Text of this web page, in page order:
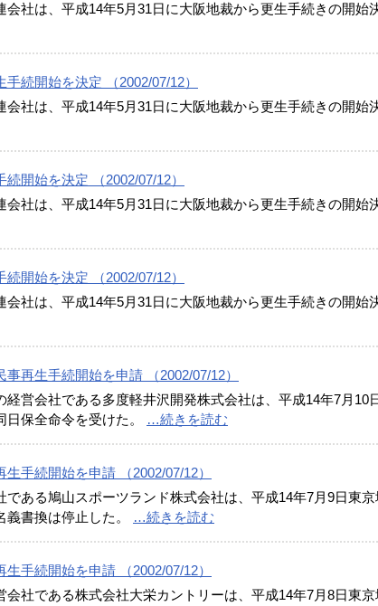
会社は、平成14年5月31日に大阪地裁から更生手続きの開始
続開始を決定 （2002/07/12）
会社は、平成14年5月31日に大阪地裁から更生手続きの開始
開始を決定 （2002/07/12）
会社は、平成14年5月31日に大阪地裁から更生手続きの開始
開始を決定 （2002/07/12）
会社は、平成14年5月31日に大阪地裁から更生手続きの開始
再生手続開始を申請 （2002/07/12）
経営会社である多度軽井沢開発株式会社は、平成14年7月10
保全命令を受けた。
…続きを読む
手続開始を申請 （2002/07/12）
である鳩山スポーツランド株式会社は、平成14年7月9日東
書換は停止した。
…続きを読む
手続開始を申請 （2002/07/12）
会社である株式会社大栄カントリーは、平成14年7月8日東